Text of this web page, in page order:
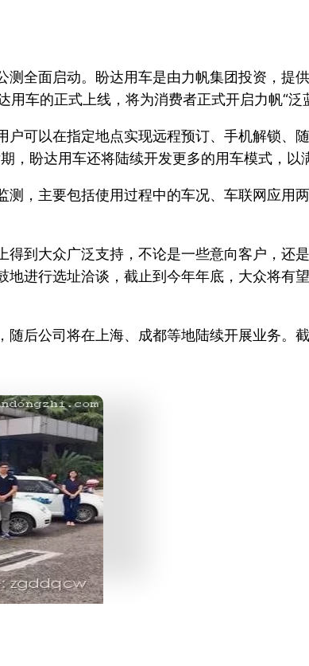
全面启动。盼达用车是由力帆集团投资，提
车的正式上线，将为消费者正式开启力帆“泛
可以在指定地点实现远程预订、手机解锁、
，盼达用车还将陆续开发更多的用车模式，以
，主要包括使用过程中的车况、车联网应用
到大众广泛支持，不论是一些意向客户，还
进行选址洽谈，截止到今年年底，大众将有
后公司将在上海、成都等地陆续开展业务